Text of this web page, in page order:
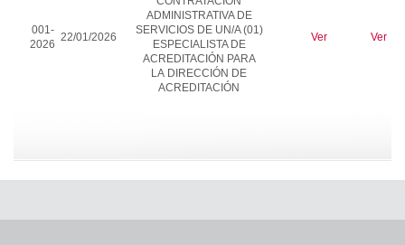
001-
2026
22/01/2026
ADMINISTRATIVA DE
SERVICIOS DE UN/A (01)
ESPECIALISTA DE
ACREDITACIÓN PARA
LA DIRECCIÓN DE
ACREDITACIÓN
Ver Ver